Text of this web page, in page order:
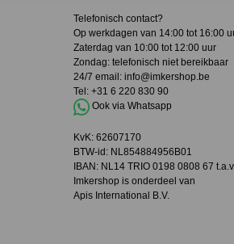
Telefonisch contact?
Op werkdagen van 14:00 tot 16:00
Zaterdag van 10:00 tot 12:00 uur
Zondag: telefonisch niet bereikbaar
24/7 email: info@imkershop.be
Tel: +31 6 220 830 90
Ook via Whatsapp
KvK: 62607170
BTW-id: NL854884956B01
IBAN: NL14 TRIO 0198 0808 67
Imkershop is onderdeel van
Apis International B.V.